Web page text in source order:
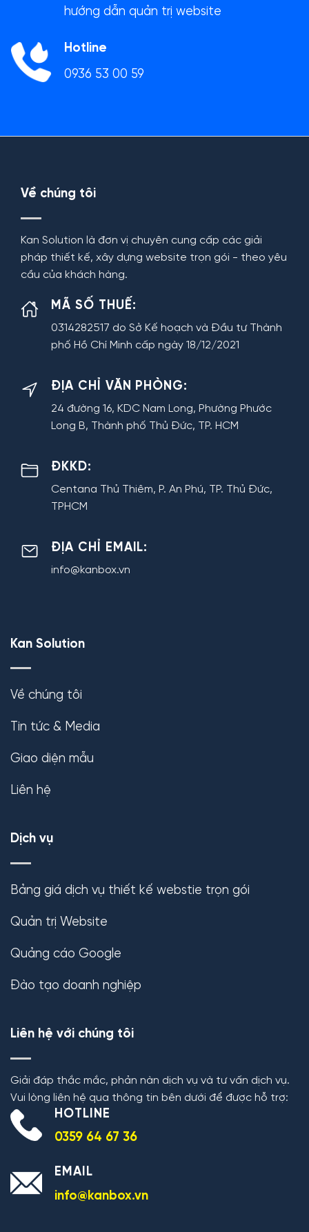
hướng dẫn quản trị website
Hotline
0936 53 00 59
Về chúng tôi
Kan Solution là đơn vị chuyên cung cấp các giải
pháp thiết kế, xây dựng website trọn gói - theo yêu
cầu của khách hàng.
MÃ SỐ THUẾ:
0314282517 do Sở Kế hoạch và Đầu tư Thành
phố Hồ Chí Minh cấp ngày 18/12/2021
ĐỊA CHỈ VĂN PHÒNG:
24 đường 16, KDC Nam Long, Phường Phước
Long B, Thành phố Thủ Đức, TP. HCM
ĐKKD:
Centana Thủ Thiêm, P. An Phú, TP. Thủ Đức,
TPHCM
ĐỊA CHỈ EMAIL:
info@kanbox.vn
Kan Solution
Về chúng tôi
Tin tức & Media
Giao diện mẫu
Liên hệ
Dịch vụ
Bảng giá dịch vụ thiết kế webstie trọn gói
Quản trị Website
Quảng cáo Google
Đào tạo doanh nghiệp
Liên hệ với chúng tôi
Giải đáp thắc mắc, phản nàn dịch vụ và tư vấn dịch vụ.
Vui lòng liên hệ qua thông tin bên dưới để được hỗ trợ:
HOTLINE
0359 64 67 36
EMAIL
info@kanbox.vn